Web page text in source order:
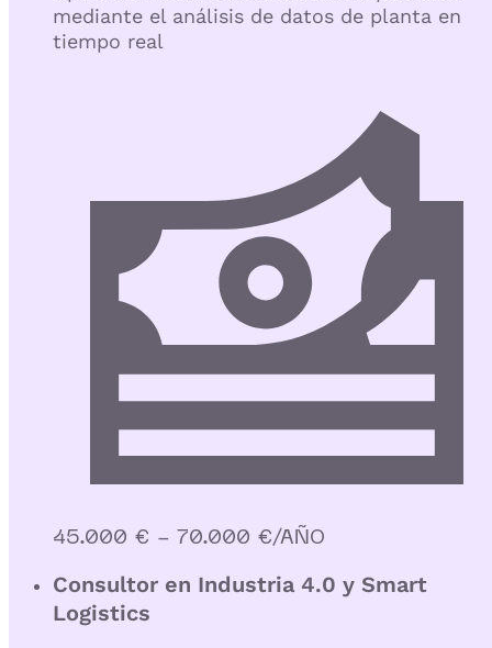
mediante el análisis de datos de planta en
tiempo real
45.000 € - 70.000 €/AÑO
Consultor en Industria 4.0 y Smart
Logistics